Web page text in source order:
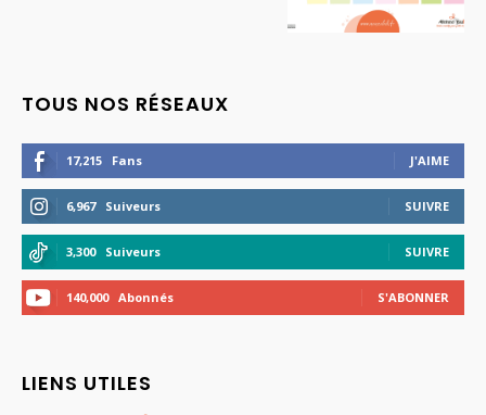
TOUS NOS RÉSEAUX
17,215 Fans J'AIME
6,967 Suiveurs SUIVRE
3,300 Suiveurs SUIVRE
140,000 Abonnés S'ABONNER
LIENS UTILES